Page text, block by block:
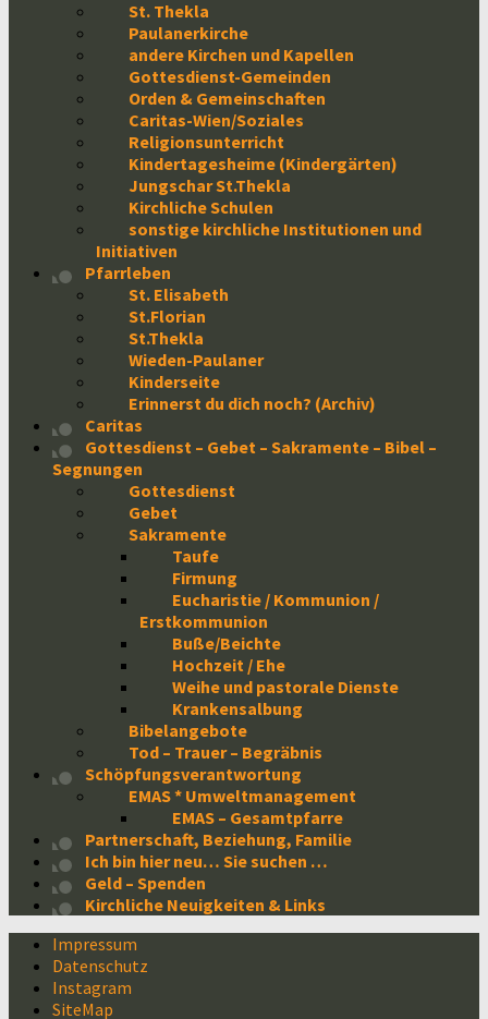
St. Thekla
Paulanerkirche
andere Kirchen und Kapellen
Gottesdienst-Gemeinden
Orden & Gemeinschaften
Caritas-Wien/Soziales
Religionsunterricht
Kindertagesheime (Kindergärten)
Jungschar St.Thekla
Kirchliche Schulen
sonstige kirchliche Institutionen und
Initiativen
Pfarrleben
St. Elisabeth
St.Florian
St.Thekla
Wieden-Paulaner
Kinderseite
Erinnerst du dich noch? (Archiv)
Caritas
Gottesdienst – Gebet – Sakramente – Bibel –
Segnungen
Gottesdienst
Gebet
Sakramente
Taufe
Firmung
Eucharistie / Kommunion /
Erstkommunion
Buße/Beichte
Hochzeit / Ehe
Weihe und pastorale Dienste
Krankensalbung
Bibelangebote
Tod – Trauer – Begräbnis
Schöpfungsverantwortung
EMAS * Umweltmanagement
EMAS – Gesamtpfarre
Partnerschaft, Beziehung, Familie
Ich bin hier neu… Sie suchen …
Geld – Spenden
Kirchliche Neuigkeiten & Links
Impressum
Datenschutz
Instagram
SiteMap